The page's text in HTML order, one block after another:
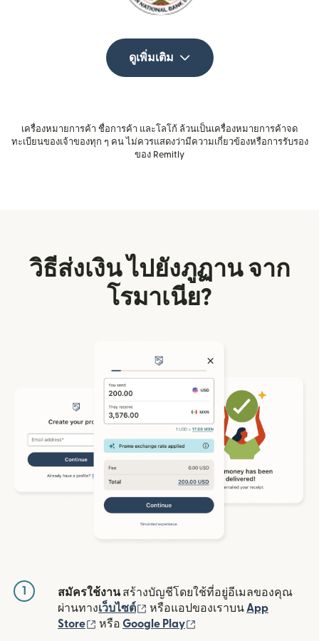
ดูเพิ่มเติม
เครื่องหมายการค้า ชื่อการค้า และโลโก้ ล้วนเป็นเครื่องหมายการค้าจด
ทะเบียนของเจ้าของทุก ๆ คน ไม่ควรแสดงว่ามีความเกี่ยวข้องหรือการรับรอง
ของ Remitly
วิธีส่งเงิน ไปยังภูฏาน จาก
โรมาเนีย?
1 สมัครใช้งานสร้างบัญชีโดยใช้ที่อยู่อีเมลของคุณ
ผ่านทางเว็บไซต์ (เปิดในหน้าต่างใหม่)
หรือแอปของเราบน App
Store
(เปิดในหน้าต่างใหม่)
หรือ Google Play